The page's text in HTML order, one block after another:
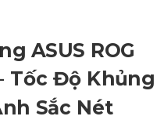
ASUS ROG
Tốc Độ Khủng
Sắc Nét